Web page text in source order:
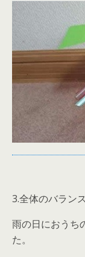
3.全体のバラン
雨の日におうち
た。